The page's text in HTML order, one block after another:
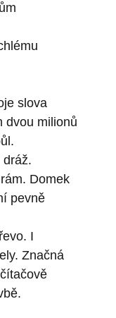
slova
dvou milionů
dráž.
Domek
pevně
I
Značná